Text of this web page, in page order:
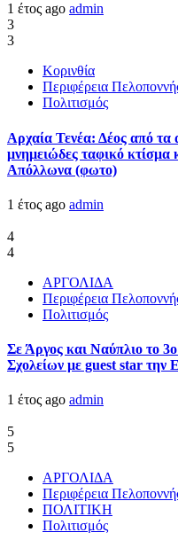
1 έτος ago admin
3
3
Κορινθία
Περιφέρεια
Πολιτισμός
Αρχαία Τενέα: Δέος από τα
μνημειώδες ταφικό κτίσμα
Απόλλωνα (φωτο)
1 έτος ago admin
4
4
ΑΡΓΟΛΙΔΑ
Περιφέρεια
Πολιτισμός
Σε Άργος και Ναύπλιο το
Σχολείων με guest star την
1 έτος ago admin
5
5
ΑΡΓΟΛΙΔΑ
Περιφέρεια
ΠΟΛΙΤΙΚΗ
Πολιτισμός